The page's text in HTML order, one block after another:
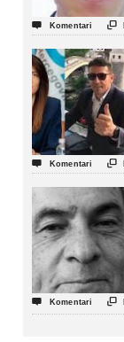
 Komentari 
 Komentari 
 Komentari 